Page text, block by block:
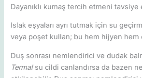
Dayanıklı kumaş tercih etmeni tavsiye
Islak eşyaları ayrı tutmak için su
veya poşet kullan; bu hem hijyen hem
Duş sonrası nemlendirici ve dudak
Termalsu cildi canlandırsa da bazen